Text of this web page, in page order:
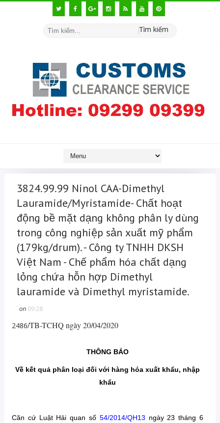
Tìm kiếm
3824.99.99 Ninol CAA-Dimethyl
Lauramide/Myristamide- Chất hoạt
động bề mặt dạng không phân ly dùng
trong công nghiệp sản xuất mỹ phẩm
(179kg/drum). - Công ty TNHH DKSH
Việt Nam - Chế phẩm hóa chất dạng
lỏng chứa hỗn hợp Dimethyl
lauramide và Dimethyl myristamide.
on 09:28
2486/TB-TCHQ ngày 20/04/2020
THÔNG BÁO
Về kết quả phân loại đối với hàng hóa xuất khẩu, nhập
khẩu
Căn cứ Luật Hải quan số 54/2014/QH13 ngày 23 tháng 6